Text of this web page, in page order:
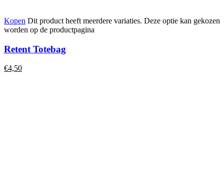
Kopen Dit product heeft meerdere variaties. Deze optie kan gekozen
worden op de productpagina
Retent Totebag
€4,50